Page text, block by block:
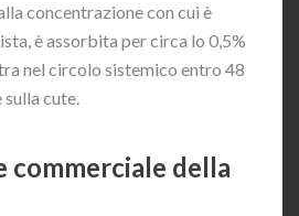
concentrazione con cui è
è assorbita per circa lo 0,5%
nel circolo sistemico entro 48
cute.
commerciale della